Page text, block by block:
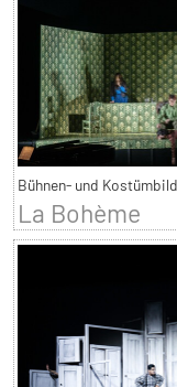
Bühnen- und Kostümbild
La Bohème